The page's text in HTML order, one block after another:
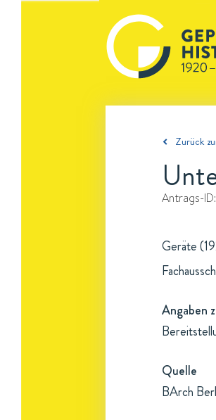
Zurück
Antrags-ID:
Geräte
Angaben
Quelle
BArch